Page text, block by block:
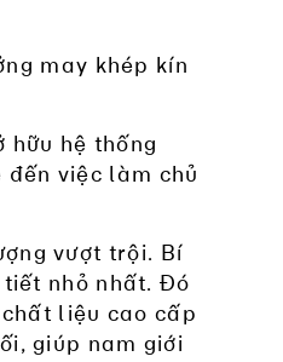
may khép kín
hữu hệ thống
việc làm chủ
vượt trội. Bí
nhỏ nhất. Đó
liệu cao cấp
giúp nam giới